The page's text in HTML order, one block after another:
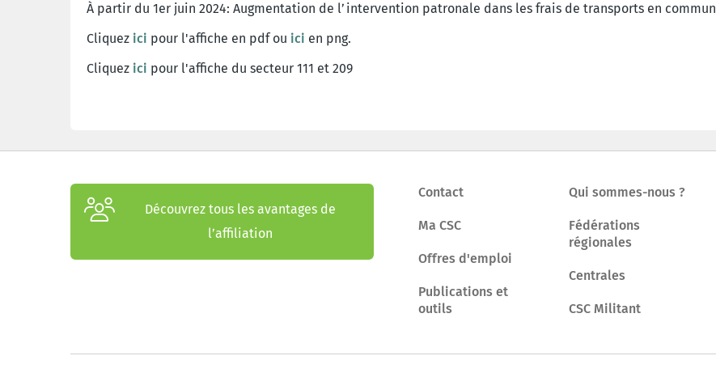
À partir du 1er juin 2024: Augmentation de l’intervention patronale dans les frais de transports en commun
Cliquez ici pour l'affiche en pdf ou ici en png.
Cliquez ici pour l'affiche du secteur 111 et 209
Découvrez tous les avantages de
l’affiliation
Contact
Ma CSC
Offres d'emploi
Publications et
outils
Qui sommes-nous ?
Fédérations
régionales
Centrales
CSC Militant